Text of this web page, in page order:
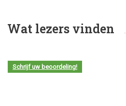
Wat lezers vinden
Schrijf uw beoordeling!